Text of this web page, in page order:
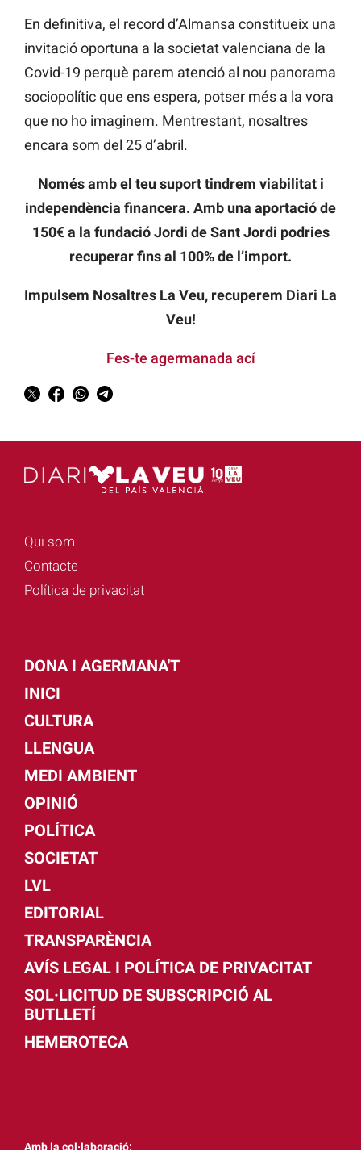
En definitiva, el record d’Almansa constitueix una
invitació oportuna a la societat valenciana de la
Covid-19 perquè parem atenció al nou panorama
sociopolític que ens espera, potser més a la vora
que no ho imaginem. Mentrestant, nosaltres
encara som del 25 d’abril.
Només amb el teu suport tindrem viabilitat i
independència financera. Amb una aportació de
150€ a la fundació Jordi de Sant Jordi podries
recuperar fins al 100% de l’import.
Impulsem Nosaltres La Veu, recuperem Diari La
Veu!
Fes-te agermanada ací
Qui som
Contacte
Política de privacitat
DONA I AGERMANA'T
INICI
CULTURA
LLENGUA
MEDI AMBIENT
OPINIÓ
POLÍTICA
SOCIETAT
LVL
EDITORIAL
TRANSPARÈNCIA
AVÍS LEGAL I POLÍTICA DE PRIVACITAT
SOL·LICITUD DE SUBSCRIPCIÓ AL
BUTLLETÍ
HEMEROTECA
Amb la col·laboració: